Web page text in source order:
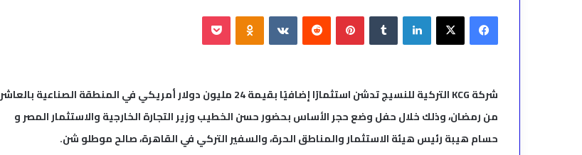
إلكترونيا
فيسبوك‫X لينكدإن بينتيريست Odnoklassniki
‫Pocket
شركة KCG التركية للنسيج تدشن استثمارًا إضافيًا بقيمة 24 مليون دولار أمريكي في المنطقة الصناعية بالعاشر
من رمضان، وذلك خلال حفل وضع حجر الأساس بحضور حسن الخطيب وزير التجارة الخارجية والاستثمار المصر و
حسام هيبة رئيس هيئة الاستثمار والمناطق الحرة، والسفير التركي في القاهرة، صالح موطلو شن.